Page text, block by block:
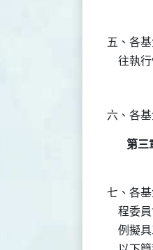
五、各
第三
七、各
程委
例擬